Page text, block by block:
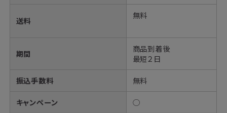
送料
無料
期間
商品到着後
最短２日
振込手数料 無料
キャンペーン ◯